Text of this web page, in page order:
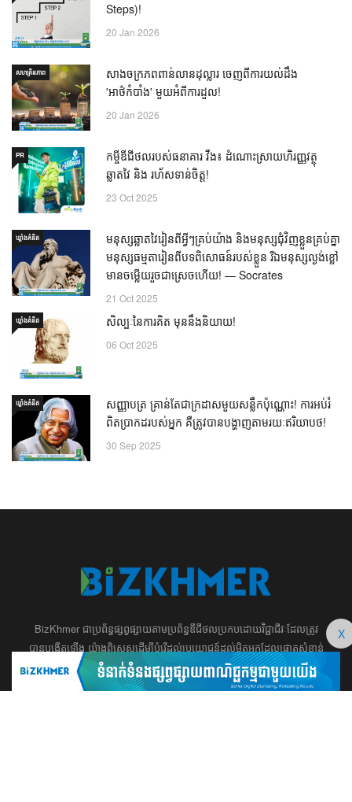
Steps)!
20 Jan 2026
សហគ្រិនភាព
សាងចក្រភពពាន់លានដុល្លារ ចេញពីការយល់ដឹង
'អាថ៌កំបាំង' មួយអំពីការដួល!
20 Jan 2026
PR
កម្ចីឌីជីថលរបស់ធនាគារ វីង៖ ដំណោះស្រាយហិរញ្ញវត្ថុ
ឆ្លាតវៃ និង រហ័សទាន់ចិត្ត!
23 Oct 2025
ឃ្លាំង​គំនិត
មនុស្សឆ្លាតវៃរៀនពីអ្វីៗគ្រប់យ៉ាង និងមនុស្សជុំវិញខ្លួនគ្រប់គ្នា
មនុស្សធម្មតារៀនពីបទពិសោធន៍របស់ខ្លួន រីឯមនុស្សល្ងង់ខ្លៅ
មានចម្លើយរួចជាស្រេចហើយ! — Socrates
21 Oct 2025
ឃ្លាំង​គំនិត សិល្បៈនៃការគិត មុននឹងនិយាយ!
06 Oct 2025
ឃ្លាំង​គំនិត
សញ្ញាបត្រ គ្រាន់តែជាក្រដាសមួយសន្លឹកប៉ុណ្ណោះ! ការអប់រំ
ពិតប្រាកដរបស់អ្នក គឺត្រូវបានបង្ហាញតាមរយៈឥរិយាបថ!
30 Sep 2025
BizKhmer ​ជា​​ប្រព័ន្ធ​ផ្សព្វផ្សាយ​តាម​ប្រព័ន្ធ​ឌីជីថល​​​ប្រកប​ដោយ​វិជ្ជាជីវៈ​ដែល​​​ត្រូវ​
បាន​បង្កើតឡើង យ៉ាង​ពិសេស​​ដើម្បី​បំរើ​ដល់​ប្រយោជន៍​​​ដល់​មិត្ត​អ្នក​ដែល​ផ្ដោត​សំខាន់​
ទៅ​លើ​អត្ថបទ​ សហគ្រិន​ភាព អប់រំ ​​អាជីវកម្ម​ ​ការ​វិនិយោគ​ ​អភិវឌ្ឍន៍​អាជីព​ និង​
អចលនទ្រព្យ។ ​ក្រុម​​ការងារ​របស់​យើង​ ​​ មាន​ឆន្ទៈ​​មុតមាំ​​​ក្នុង​​ការ​សរសេរ​​អត្ថបទ​​ ដែល​
X